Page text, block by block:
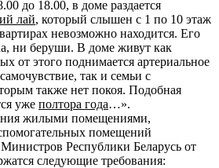
до 18.00, в доме раздается
лай, который слышен с 1 по 10 этаж
невозможно находится. Его
ни беруши. В доме живут как
от этого поднимается артериальное
так и семьи с
также нет покоя. Подобная
уже полтора года…».
жилыми помещениями,
помещений
Республики Беларусь от
следующие требования: